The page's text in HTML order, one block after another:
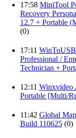
17:58 MiniTool
Recovery
12.7 + Portable
(0)
17:11
Professional /
Technician +
12:11 Winxvideo
Portable [Multi/
11:42 Global
Build 110625 (0)